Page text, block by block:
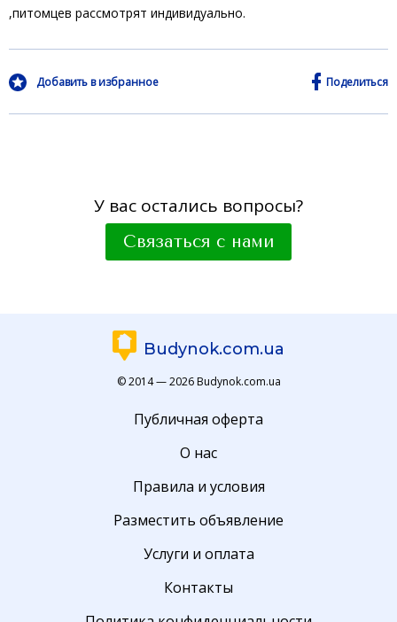
,питомцев рассмотрят индивидуально.
Добавить в избранное Поделиться
У вас остались вопросы?
Связаться с нами
Budynok.com.ua
© 2014 — 2026 Budynok.com.ua
Публичная оферта
О нас
Правила и условия
Разместить объявление
Услуги и оплата
Контакты